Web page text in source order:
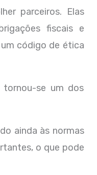
parceiros. Elas
fiscais e
código de ética
se um dos
ainda às normas
o que pode